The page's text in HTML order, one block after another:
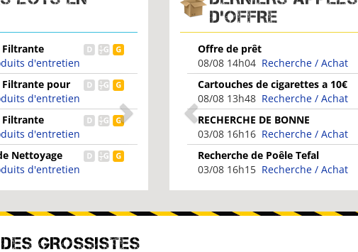
au naturel
vélo
de Détartrage
d'entretien
OPEL
détachées
D'OFFRE
MAGASIN de CONFISERIE à
Vendre
03/08 16h14 Recherche / Achat
Rachetons produit nestle
(déstockage)
03/08 16h01 Recherche / Achat
Couette, chausette, lingerie
03/08 15h58 Recherche / Achat
Bande transporteuse 3Plis,
occasion.
03/08 15h52 Recherche / Achat
GROSSISTES